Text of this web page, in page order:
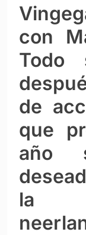
con
Todo
de
que
año
la